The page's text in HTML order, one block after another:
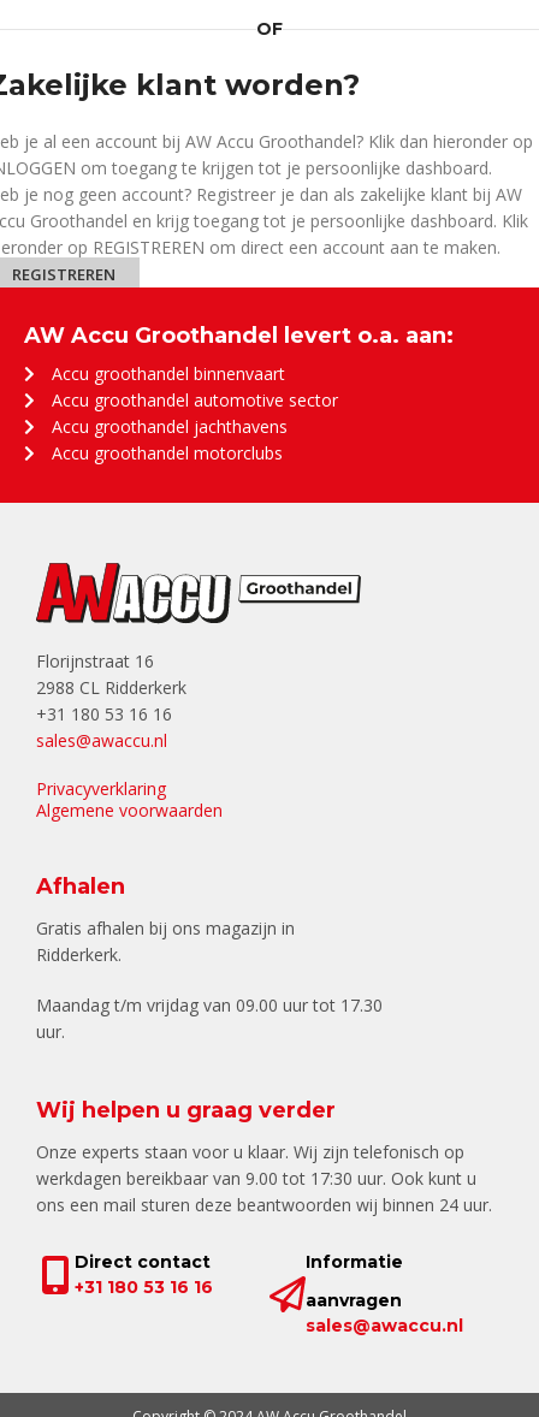
OF
klant worden?
je al een account bij AW Accu Groothandel? Klik dan hieronder op
om toegang te krijgen tot je persoonlijke dashboard.
je nog geen account? Registreer je dan als zakelijke klant bij AW
Groothandel en krijg toegang tot je persoonlijke dashboard. Klik
op REGISTREREN om direct een account aan te maken.
REGISTREREN
AW Accu Groothandel levert o.a. aan:
Accu groothandel binnenvaart
Accu groothandel automotive sector
Accu groothandel jachthavens
Accu groothandel motorclubs
Florijnstraat 16
2988 CL Ridderkerk
+31 180 53 16 16
sales@awaccu.nl
Privacyverklaring
Algemene voorwaarden
Afhalen
Gratis afhalen bij ons magazijn in
Ridderkerk.
Maandag t/m vrijdag van 09.00 uur tot 17.30
uur.
Wij helpen u graag verder
Onze experts staan voor u klaar. Wij zijn telefonisch op
werkdagen bereikbaar van 9.00 tot 17:30 uur. Ook kunt u
ons een mail sturen deze beantwoorden wij binnen 24 uur.
Direct contact
+31 180 53 16 16
Informatie
aanvragen
sales@awaccu.nl